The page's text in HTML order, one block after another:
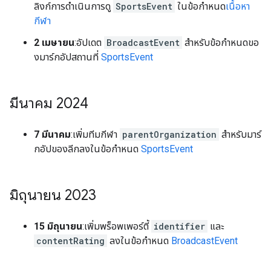
ลิงก์การดำเนินการดู SportsEvent ในข้อกำหนดเนื้อหา
กีฬา
2 เมษายน:อัปเดต BroadcastEvent สำหรับข้อกำหนดขอ
งมาร์กอัปสถานที่ SportsEvent
มีนาคม 2024
7 มีนาคม:เพิ่มทีมกีฬา parentOrganization สำหรับมาร์
กอัปของลีกลงในข้อกำหนด SportsEvent
มิถุนายน 2023
15 มิถุนายน:เพิ่มพร็อพเพอร์ตี้ identifier และ
contentRating ลงในข้อกำหนด BroadcastEvent